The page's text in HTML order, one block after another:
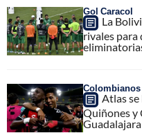
Gol Caracol
La
rivales para
Atlas
Quiñones y